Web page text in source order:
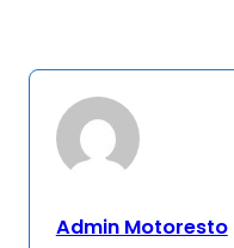
Admin Motoresto